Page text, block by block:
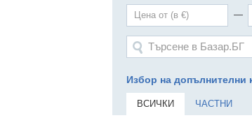
—
Избор на допълнителни
ВСИЧКИ ЧАСТНИ